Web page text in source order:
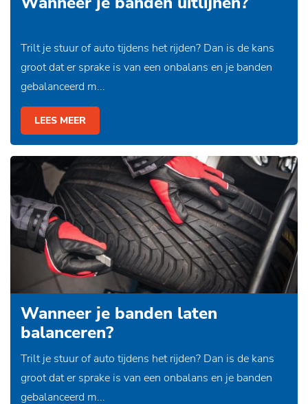
Trilt je stuur of auto tijdens het rijden? Dan is de kans
groot dat er sprake is van een onbalans en je banden
gebalanceerd m...
LEES MEER
Wanneer je banden laten
balanceren?
Trilt je stuur of auto tijdens het rijden? Dan is de kans
groot dat er sprake is van een onbalans en je banden
gebalanceerd m...